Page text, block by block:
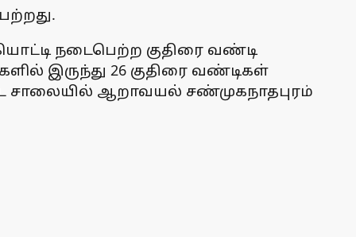
நடைபெற்ற குதிரை வண்டி
இருந்து 26 குதிரை வண்டிகள்
சாலையில் ஆறாவயல் சண்முகநாதபுரம்